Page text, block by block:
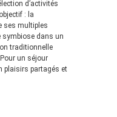
d’activités
: la
ses multiples
symbiose dans un
traditionnelle
un séjour
plaisirs partagés et